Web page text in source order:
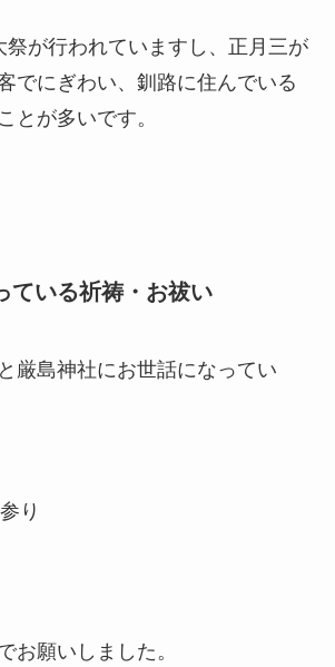
祭が行われていますし、正月三が
でにぎわい、釧路に住んでいる
とが多いです。
ている祈祷・お祓い
厳島神社にお世話になってい
り
お願いしました。